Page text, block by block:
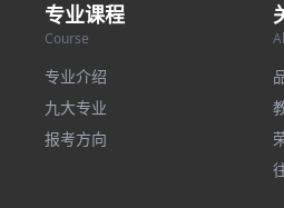
专业课程
Course
专业介绍
九大专业
报考方向